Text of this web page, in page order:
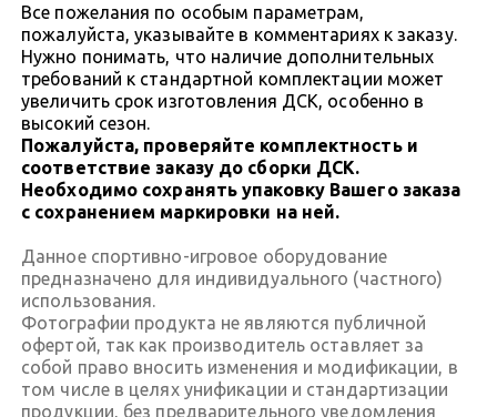
Все пожелания по особым параметрам,
пожалуйста, указывайте в комментариях к заказу.
Нужно понимать, что наличие дополнительных
требований к стандартной комплектации может
увеличить срок изготовления ДСК, особенно в
высокий сезон.
Пожалуйста, проверяйте комплектность и
соответствие заказу до сборки ДСК.
Необходимо сохранять упаковку Вашего заказа
с сохранением маркировки на ней.
Данное спортивно-игровое оборудование
предназначено для индивидуального (частного)
использования.
Фотографии продукта не являются публичной
офертой, так как производитель оставляет за
собой право вносить изменения и модификации, в
том числе в целях унификации и стандартизации
продукции, без предварительного уведомления